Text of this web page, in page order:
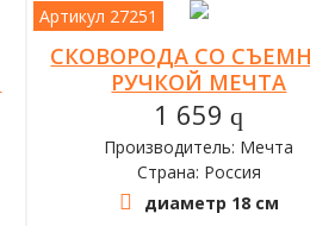
Артикул 27251
СКОВОРОДА СО
РУЧКОЙ МЕЧТА
1 659q
Производитель: Мечта
Страна: Россия
диаметр 18 см